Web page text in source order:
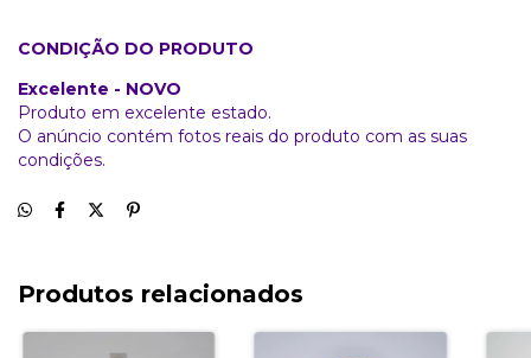
CONDIÇÃO DO PRODUTO
Excelente - NOVO
Produto em excelente estado.
O anúncio contém fotos reais do produto com as suas
condições.
Produtos relacionados